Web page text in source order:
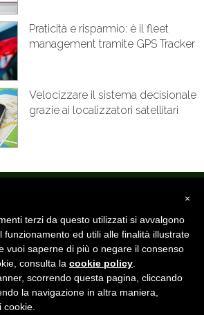
Praticità e risparmio: è il fleet
management tramite GPS Tracker
Velocizzare il sistema decisionale
grazie ai localizzatori satellitari
POLICY
COOKIE POLICY
un marchio iMotion S.r.l. unipersonale -
03665821207 / Cap.Soc. €10.000 i.v.
×
terzi da questo utilizzati si avvalgono
funzionamento ed utili alle finalità illustrate
vuoi saperne di più o negare il consenso
consulta la cookie policy
scorrendo questa pagina, cliccando
la navigazione in altra maniera,
cookie.